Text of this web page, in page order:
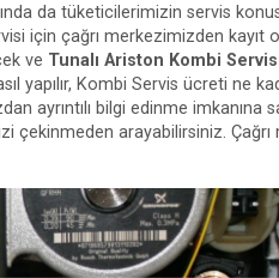
da tüketicilerimizin servis
için çağrı merkezimizden kayıt
ve Tunalı Ariston Kombi
yapılır, Kombi Servis ücreti ne
ayrıntılı bilgi edinme imkanına
çekinmeden arayabilirsiniz. Çağrı